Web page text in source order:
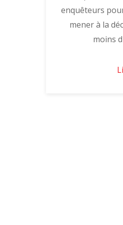
enquêteurs
mener à la
moins